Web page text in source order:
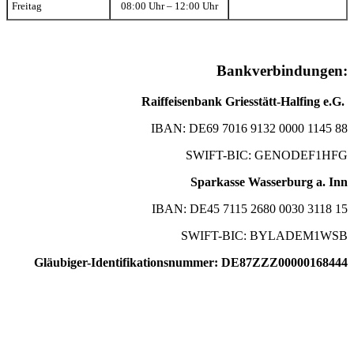
Freitag 08:00 Uhr – 12:00 Uhr
Bankverbindungen:
Raiffeisenbank Griesstätt-Halfing e.G.
IBAN: DE69 7016 9132 0000 1145 88
SWIFT-BIC: GENODEF1HFG
Sparkasse Wasserburg a. Inn
IBAN: DE45 7115 2680 0030 3118 15
SWIFT-BIC: BYLADEM1WSB
Gläubiger-Identifikationsnummer: DE87ZZZ00000168444